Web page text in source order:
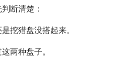
断清楚：
挖猎盘没搭起来。
两种盘子。